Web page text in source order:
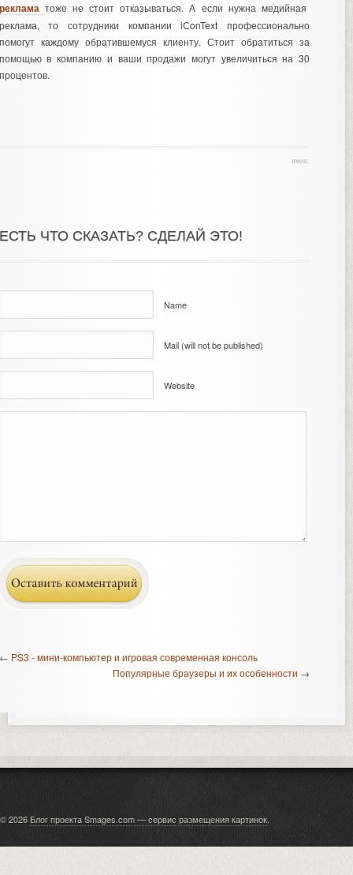
тоже не стоит отказываться. А если нужна медийная
, то сотрудники компании iСonText профессионально
каждому обратившемуся клиенту. Стоит обратиться за
в компанию и ваши продажи могут увеличиться на 30
теги:
ЧТО СКАЗАТЬ? СДЕЛАЙ ЭТО!
Name
Mail (will not be published)
Website
PS3 - мини-компьютер и игровая современная консоль
Популярные браузеры и их особенности →
© 2026 Блог проекта Smages.com — сервис размещения картинок.